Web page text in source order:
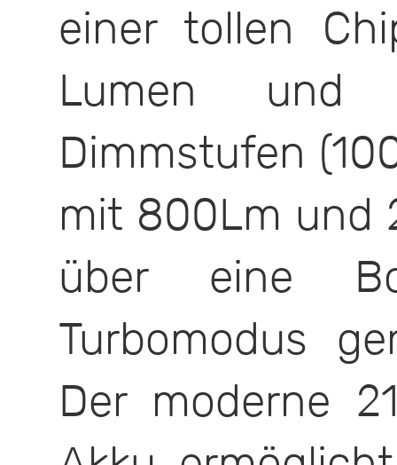
einer tollen
Lumen
Dimmstufen
mit 800Lm und
über eine
Turbomodus
Der moderne